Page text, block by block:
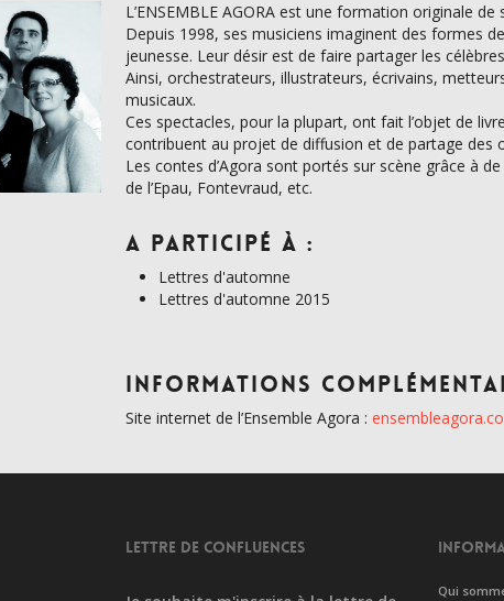
L’ENSEMBLE AGORA est une formation originale
Depuis 1998, ses musiciens imaginent des formes
jeunesse. Leur désir est de faire partager les
Ainsi, orchestrateurs, illustrateurs, écrivains,
musicaux.
Ces spectacles, pour la plupart, ont fait l’objet de
contribuent au projet de diffusion et de partage des
Les contes d’Agora sont portés sur scène grâce à
de l’Epau, Fontevraud, etc.
A participé à :
Lettres d'automne
Lettres d'automne 2015
Informations
Site internet de l’Ensemble Agora :
LETTRE DE CONFLUENCES
Qui